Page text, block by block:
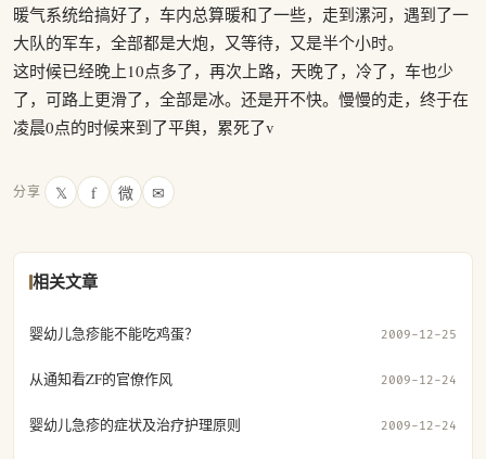
暖气系统给搞好了，车内总算暖和了一些，走到漯河，遇到了一
大队的军车，全部都是大炮，又等待，又是半个小时。
这时候已经晚上10点多了，再次上路，天晚了，冷了，车也少
了，可路上更滑了，全部是冰。还是开不快。慢慢的走，终于在
凌晨0点的时候来到了平舆，累死了v
分享 𝕏 f 微 ✉
相关文章
婴幼儿急疹能不能吃鸡蛋？ 2009-12-25
从通知看ZF的官僚作风 2009-12-24
婴幼儿急疹的症状及治疗护理原则 2009-12-24